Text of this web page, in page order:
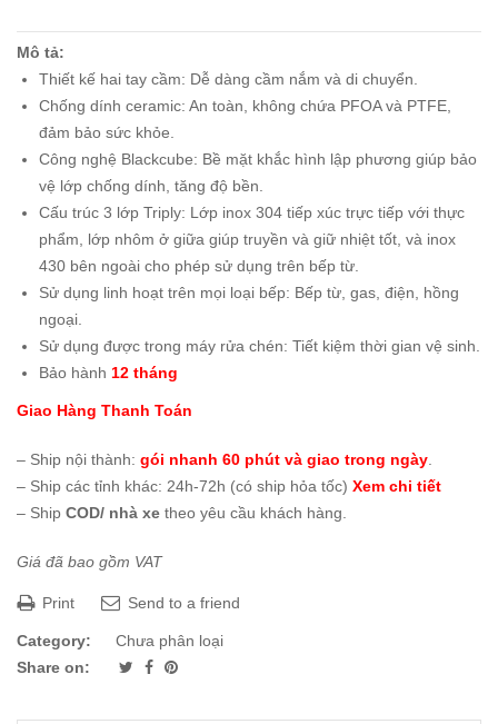
Mô tả:
Thiết kế hai tay cầm: Dễ dàng cầm nắm và di chuyển.
Chống dính ceramic: An toàn, không chứa PFOA và PTFE,
đảm bảo sức khỏe.
Công nghệ Blackcube: Bề mặt khắc hình lập phương giúp bảo
vệ lớp chống dính, tăng độ bền.
Cấu trúc 3 lớp Triply: Lớp inox 304 tiếp xúc trực tiếp với thực
phẩm, lớp nhôm ở giữa giúp truyền và giữ nhiệt tốt, và inox
430 bên ngoài cho phép sử dụng trên bếp từ.
Sử dụng linh hoạt trên mọi loại bếp: Bếp từ, gas, điện, hồng
ngoại.
Sử dụng được trong máy rửa chén: Tiết kiệm thời gian vệ sinh.
Bảo hành 12 tháng
Giao Hàng Thanh Toán
– Ship nội thành: gói nhanh 60 phút và giao trong ngày
– Ship các tỉnh khác: 24h-72h (có ship hỏa tốc) Xem chi tiết
– Ship COD/ nhà xe theo yêu cầu khách hàng.
Giá đã bao gồm VAT
Print Send to a friend
Category:
Chưa phân loại
Share on: